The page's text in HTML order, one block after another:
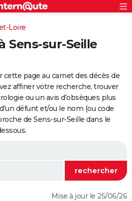
S'inscrire
Connexion
Loire
Sens-sur-Seille
page au carnet des décès de
affiner votre recherche, trouver
ou un avis d'obsèques plus
défunt et/ou le nom (ou code
de Sens-sur-Seille dans le
Mise à jour le 25/06/26